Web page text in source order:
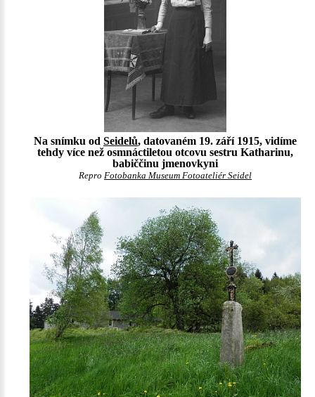
Na snímku od Seidelů, datovaném 19. září 1915, vidíme
tehdy více než osmnáctiletou otcovu sestru Katharinu,
babiččinu jmenovkyni
Repro Fotobanka Museum Fotoateliér Seidel